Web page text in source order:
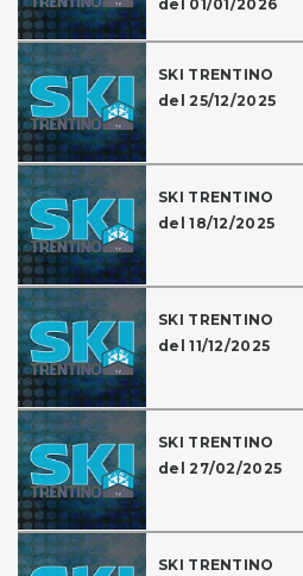
del 01/01/2026
SKI TRENTINO
del 25/12/2025
SKI TRENTINO
del 18/12/2025
SKI TRENTINO
del 11/12/2025
SKI TRENTINO
del 27/02/2025
SKI TRENTINO